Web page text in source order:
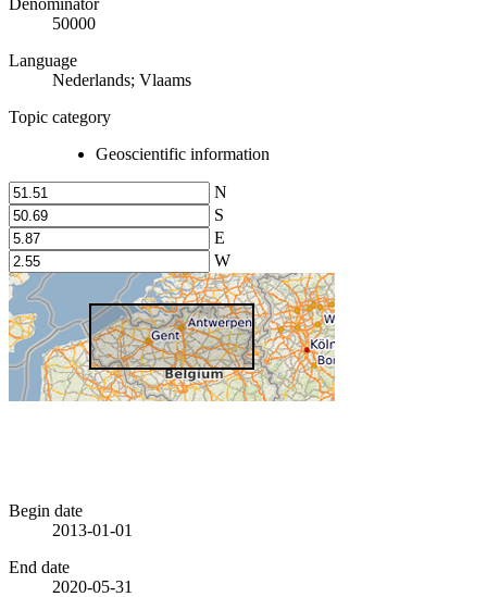
50000
Language
Nederlands; Vlaams
Topic category
Geoscientific information
N
S
E
W
Begin date
2013-01-01
End date
2020-05-31